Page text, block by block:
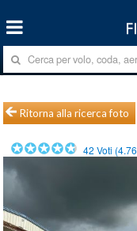
Ritorna alla ricerca foto
42 Voti (4.76